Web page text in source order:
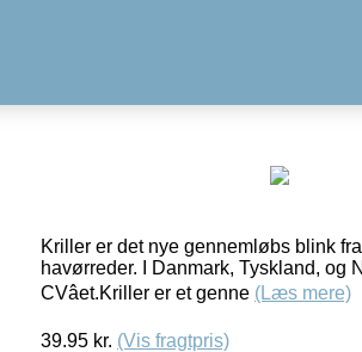
Kriller er det nye gennemløbs blink
havørreder. I Danmark, Tyskland,
CVâet.Kriller er et genne (Læs mere)
39.95 kr. (Vis fragtpris)